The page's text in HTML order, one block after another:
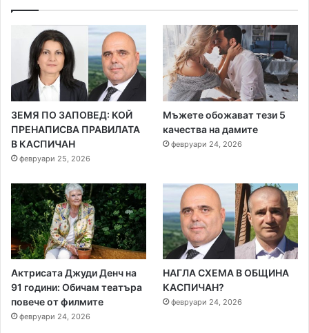
ЗЕМЯ ПО ЗАПОВЕД: КОЙ
ПРЕНАПИСВА ПРАВИЛАТА
В КАСПИЧАН
февруари 25, 2026
Мъжете обожават тези 5
качества на дамите
февруари 24, 2026
Актрисата Джуди Денч на
91 години: Обичам театъра
повече от филмите
февруари 24, 2026
НАГЛА СХЕМА В ОБЩИНА
КАСПИЧАН?
февруари 24, 2026